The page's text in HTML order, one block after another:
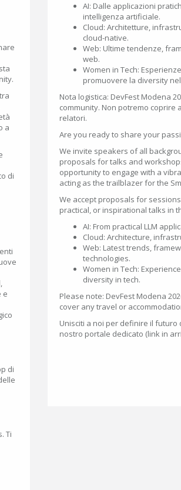
a
di
e
di
Ti
AI: Dalle applicazioni
intelligenza artificiale.
Cloud: Architetture,
cloud-native.
Web: Ultime tendenze,
web.
Women in Tech:
promuovere la diversity
Nota logistica: DevFest Modena
community. Non potremo coprire
relatori.
Are you ready to share your
We invite speakers of all
proposals for talks and
opportunity to engage with a
acting as the trailblazer for the
We accept proposals for
practical, or inspirational talks in
AI: From practical LLM
Cloud: Architecture,
Web: Latest trends,
technologies.
Women in Tech:
diversity in tech.
Please note: DevFest Modena
cover any travel or
Unisciti a noi per definire il
nostro portale dedicato (link in